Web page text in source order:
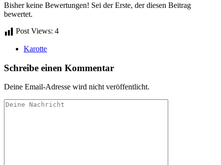
Bisher keine Bewertungen! Sei der Erste, der diesen Beitrag
bewertet.
Post Views: 4
Karotte
Schreibe einen Kommentar
Deine Email-Adresse wird nicht veröffentlicht.